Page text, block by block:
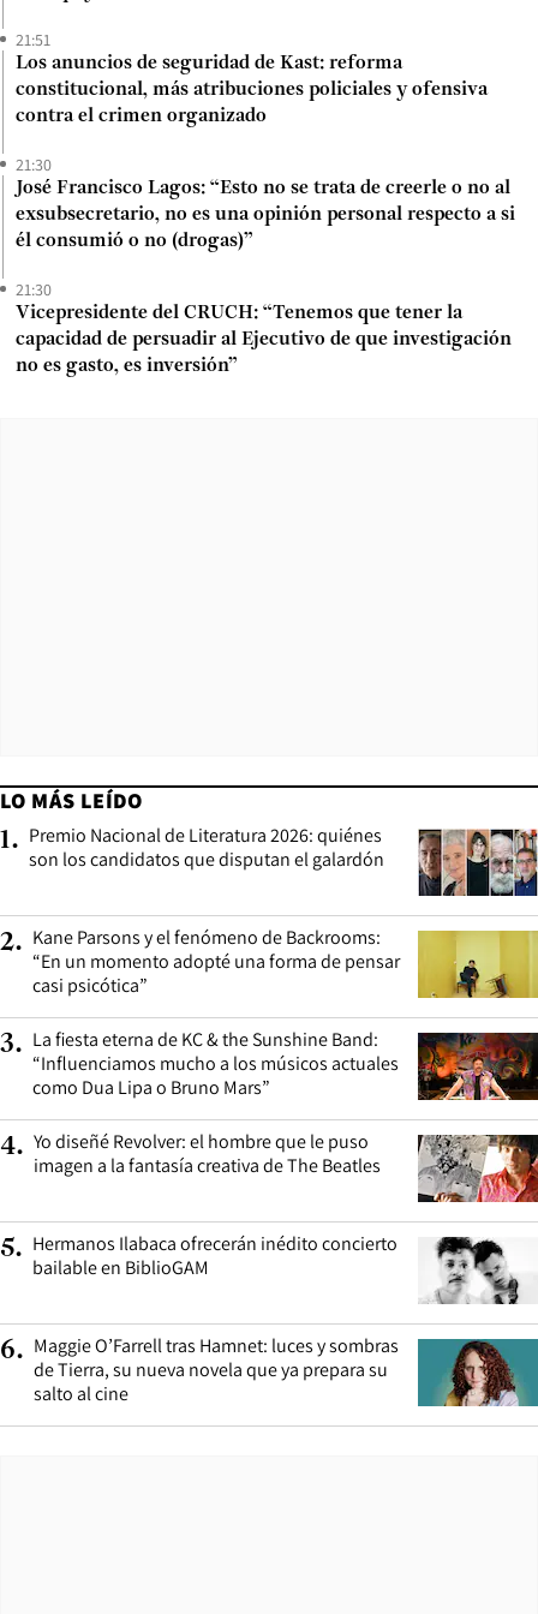
21:51
Los anuncios de seguridad de Kast: reforma
constitucional, más atribuciones policiales y ofensiva
contra el crimen organizado
21:30
José Francisco Lagos: “Esto no se trata de creerle o no al
exsubsecretario, no es una opinión personal respecto a si
él consumió o no (drogas)”
21:30
Vicepresidente del CRUCH: “Tenemos que tener la
capacidad de persuadir al Ejecutivo de que investigación
no es gasto, es inversión”
LO MÁS LEÍDO
1. Premio Nacional de Literatura 2026: quiénes
son los candidatos que disputan el galardón
2. Kane Parsons y el fenómeno de Backrooms:
“En un momento adopté una forma de pensar
casi psicótica”
3. La fiesta eterna de KC & the Sunshine Band:
“Influenciamos mucho a los músicos actuales
como Dua Lipa o Bruno Mars”
4. Yo diseñé Revolver: el hombre que le puso
imagen a la fantasía creativa de The Beatles
5. Hermanos Ilabaca ofrecerán inédito concierto
bailable en BiblioGAM
6. Maggie O’Farrell tras Hamnet: luces y sombras
de Tierra, su nueva novela que ya prepara su
salto al cine